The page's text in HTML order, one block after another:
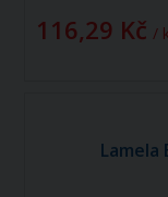
116,29 Kč /
Lamela